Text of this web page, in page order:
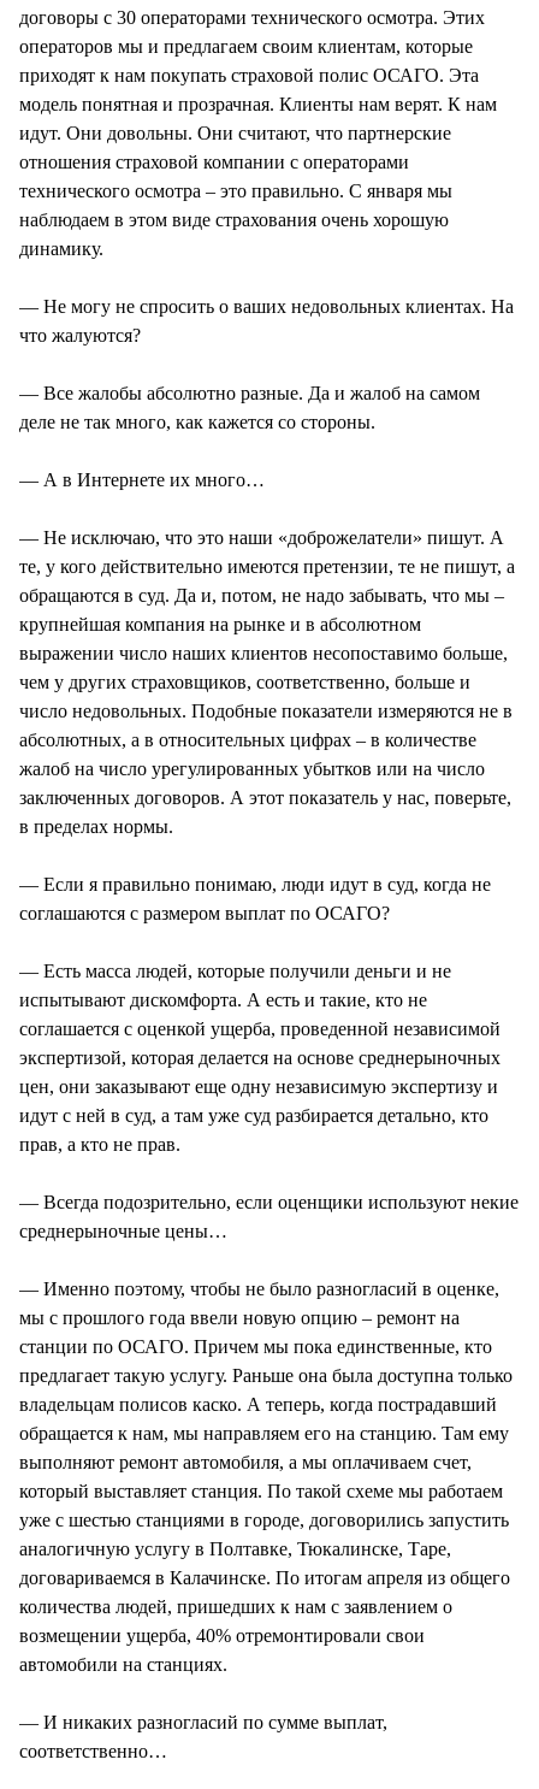
договоры с 30 операторами технического осмотра. Этих
операторов мы и предлагаем своим клиентам, которые
приходят к нам покупать страховой полис ОСАГО. Эта
модель понятная и прозрачная. Клиенты нам верят. К нам
идут. Они довольны. Они считают, что партнерские
отношения страховой компании с операторами
технического осмотра – это правильно. С января мы
наблюдаем в этом виде страхования очень хорошую
динамику.
— Не могу не спросить о ваших недовольных клиентах. На
что жалуются?
— Все жалобы абсолютно разные. Да и жалоб на самом
деле не так много, как кажется со стороны.
— А в Интернете их много…
— Не исключаю, что это наши «доброжелатели» пишут. А
те, у кого действительно имеются претензии, те не пишут, а
обращаются в суд. Да и, потом, не надо забывать, что мы –
крупнейшая компания на рынке и в абсолютном
выражении число наших клиентов несопоставимо больше,
чем у других страховщиков, соответственно, больше и
число недовольных. Подобные показатели измеряются не в
абсолютных, а в относительных цифрах – в количестве
жалоб на число урегулированных убытков или на число
заключенных договоров. А этот показатель у нас, поверьте,
в пределах нормы.
— Если я правильно понимаю, люди идут в суд, когда не
соглашаются с размером выплат по ОСАГО?
— Есть масса людей, которые получили деньги и не
испытывают дискомфорта. А есть и такие, кто не
соглашается с оценкой ущерба, проведенной независимой
экспертизой, которая делается на основе среднерыночных
цен, они заказывают еще одну независимую экспертизу и
идут с ней в суд, а там уже суд разбирается детально, кто
прав, а кто не прав.
— Всегда подозрительно, если оценщики используют некие
среднерыночные цены…
— Именно поэтому, чтобы не было разногласий в оценке,
мы с прошлого года ввели новую опцию – ремонт на
станции по ОСАГО. Причем мы пока единственные, кто
предлагает такую услугу. Раньше она была доступна только
владельцам полисов каско. А теперь, когда пострадавший
обращается к нам, мы направляем его на станцию. Там ему
выполняют ремонт автомобиля, а мы оплачиваем счет,
который выставляет станция. По такой схеме мы работаем
уже с шестью станциями в городе, договорились запустить
аналогичную услугу в Полтавке, Тюкалинске, Таре,
договариваемся в Калачинске. По итогам апреля из общего
количества людей, пришедших к нам с заявлением о
возмещении ущерба, 40% отремонтировали свои
автомобили на станциях.
— И никаких разногласий по сумме выплат,
соответственно…